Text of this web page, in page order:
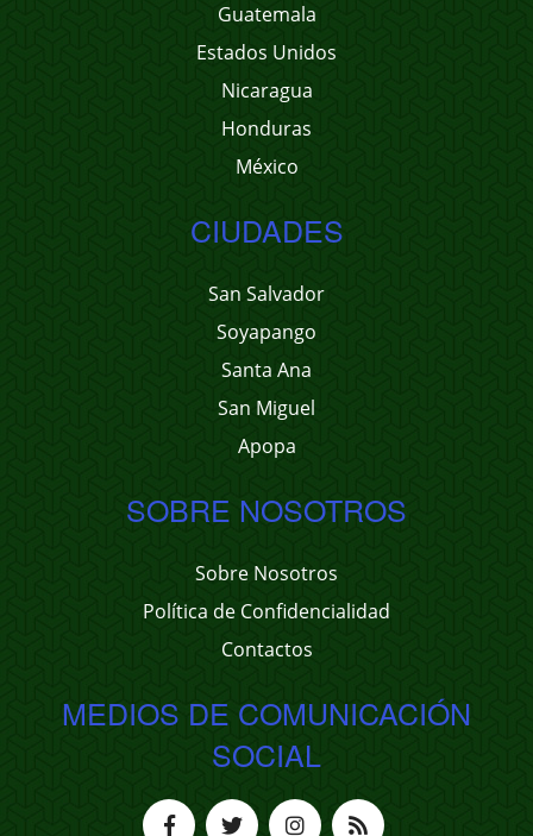
Guatemala
Estados Unidos
Nicaragua
Honduras
México
CIUDADES
San Salvador
Soyapango
Santa Ana
San Miguel
Apopa
SOBRE NOSOTROS
Sobre Nosotros
Política de Confidencialidad
Contactos
MEDIOS DE COMUNICACIÓN
SOCIAL